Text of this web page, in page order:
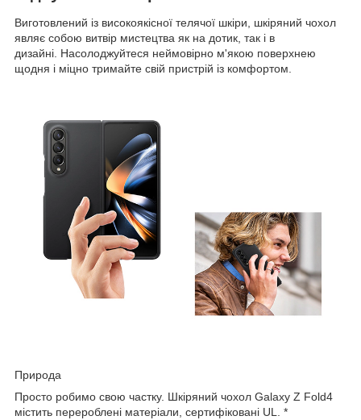
Виготовлений із високоякісної телячої шкіри, шкіряний чохол
являє собою витвір мистецтва як на дотик, так і в
дизайні. Насолоджуйтеся неймовірно м'якою поверхнею
щодня і міцно тримайте свій пристрій із комфортом.
Природа
Просто робимо свою частку. Шкіряний чохол Galaxy Z Fold4
містить перероблені матеріали, сертифіковані UL. *